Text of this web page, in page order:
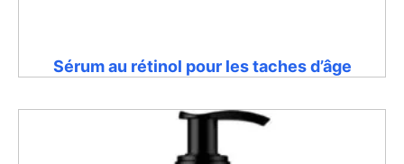
Sérum au rétinol pour les taches d’âge